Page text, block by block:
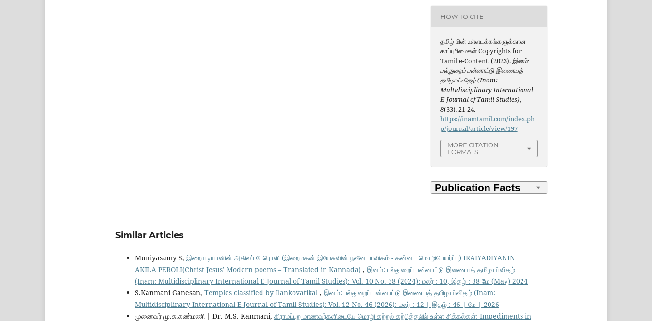
HOW TO CITE
தமிழ் மின் உள்ளடக்கங்களுக்கான
காப்புரிமைகள் Copyrights for
Tamil e-Content. (2023).இனம்:
பல்துறைப் பன்னாட்டு இணையத்
தமிழாய்விதழ் (Inam:
Multidisciplinary International
E-Journal of Tamil Studies),
8(33), 21-24.
https://inamtamil.com/index.ph
p/journal/article/view/197
MORE CITATION
FORMATS
Similar Articles
Muniyasamy S, இறையடியானின் அகிலப் பேரொளி (இறைமகன் இயேசுவின் நவீன பாவிகம் - கன்னட மொழிபெயர்ப்பு) IRAIYADIYANIN
AKILA PEROLI(Christ Jesus’ Modern poems – Translated in Kannada) , இனம்: பல்துறைப் பன்னாட்டு இணையத் தமிழாய்விதழ்
(Inam: Multidisciplinary International E-Journal of Tamil Studies): Vol. 10 No. 38 (2024): மலர் : 10, இதழ் : 38 மே (May) 2024
S.Kanmani Ganesan, Temples classified by Ilankovatikal , இனம்: பல்துறைப் பன்னாட்டு இணையத் தமிழாய்விதழ் (Inam:
Multidisciplinary International E-Journal of Tamil Studies): Vol. 12 No. 46 (2026): மலர் : 12 | இதழ் : 46 | மே | 2026
முனைவர் மு.சு.கண்மணி | Dr. M.S. Kanmani, கிராமப்புற மாணவர்களிடையே மொழி கற்றல் கற்பித்தலில் உள்ள சிக்கல்கள்: Impediments in